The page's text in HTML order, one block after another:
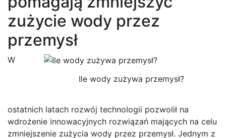
zużycie wody przez
przemysł
Ile wody zużywa przemysł?
W
ostatnich latach rozwój technologii pozwolił na
wdrożenie innowacyjnych rozwiązań mających na celu
zmniejszenie zużycia wody przez przemysł. Jednym z